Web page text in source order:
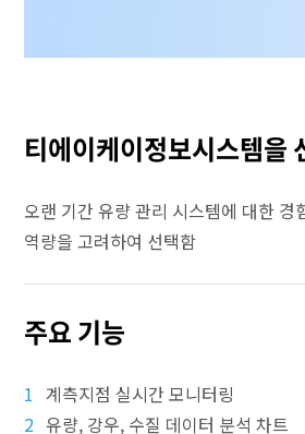
티에이케이정보시스템을
오랜 기간 유량 관리 시스템에 대한 경
역량을 고려하여 선택함
주요 기능
1 계측지점 실시간 모니터링
2 유량, 강우, 수질 데이터 분석 차트